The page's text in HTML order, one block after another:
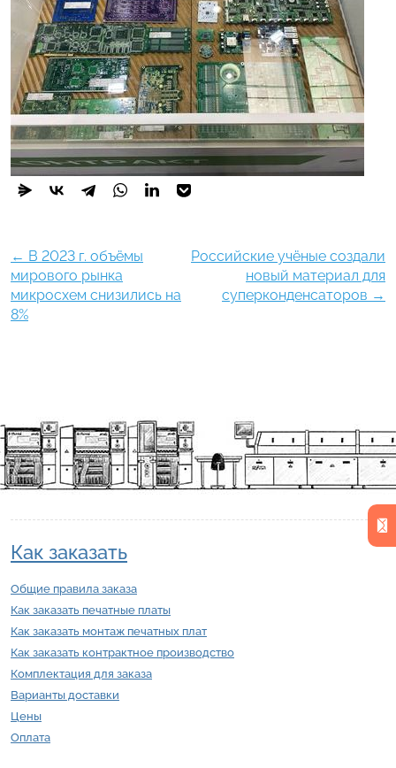
← В 2023 г. объёмы
мирового рынка
микросхем снизились на
8%
Российские учёные создали
новый материал для
суперконденсаторов →
Как заказать
Общие правила заказа
Как заказать печатные платы
Как заказать монтаж печатных плат
Как заказать контрактное производство
Комплектация для заказа
Варианты доставки
Цены
Оплата